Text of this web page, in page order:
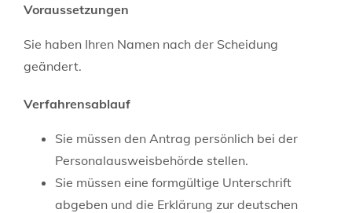
Voraussetzungen
Sie haben Ihren Namen nach der Scheidung
geändert.
Verfahrensablauf
Sie müssen den Antrag persönlich bei der
Personalausweisbehörde stellen.
Sie müssen eine formgültige Unterschrift
abgeben und die Erklärung zur deutschen